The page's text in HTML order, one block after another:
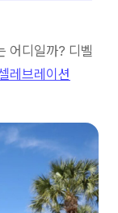
어디일까? 디벨
레브레이션